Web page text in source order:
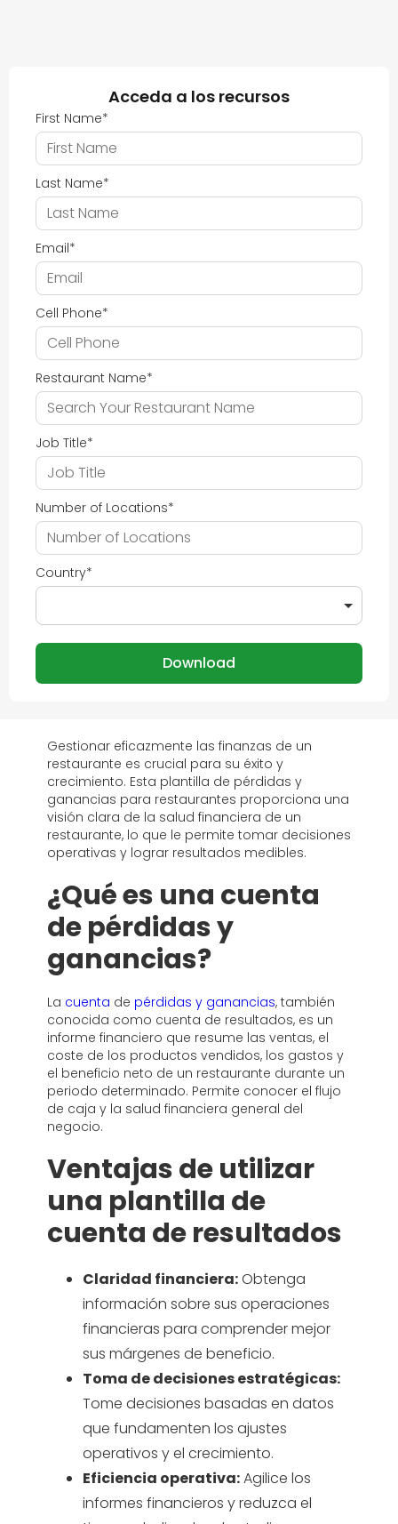
Acceda a los recursos
First Name*
Last Name*
Email*
Cell Phone*
Restaurant Name*
Job Title*
Number of Locations*
Country*
Gestionar eficazmente las finanzas de un
restaurante es crucial para su éxito y
crecimiento. Esta plantilla de pérdidas y
ganancias para restaurantes proporciona una
visión clara de la salud financiera de un
restaurante, lo que le permite tomar decisiones
operativas y lograr resultados medibles.
¿Qué es una cuenta
de pérdidas y
ganancias?
La cuenta de pérdidas y ganancias, también
conocida como cuenta de resultados, es un
informe financiero que resume las ventas, el
coste de los productos vendidos, los gastos y
el beneficio neto de un restaurante durante un
periodo determinado. Permite conocer el flujo
de caja y la salud financiera general del
negocio.
Ventajas de utilizar
una plantilla de
cuenta de resultados
Claridad financiera:Obtenga
información sobre sus operaciones
financieras para comprender mejor
sus márgenes de beneficio.
Toma de decisiones estratégicas:
Tome decisiones basadas en datos
que fundamenten los ajustes
operativos y el crecimiento.
Eficiencia operativa:Agilice los
informes financieros y reduzca el